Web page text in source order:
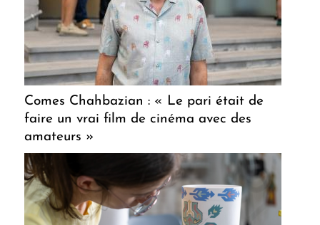
Comes Chahbazian : « Le pari était de
faire un vrai film de cinéma avec des
amateurs »